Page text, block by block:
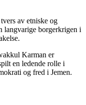
av etniske og
langvarige borgerkrigen i
Karman er
en ledende rolle i
og fred i Jemen.